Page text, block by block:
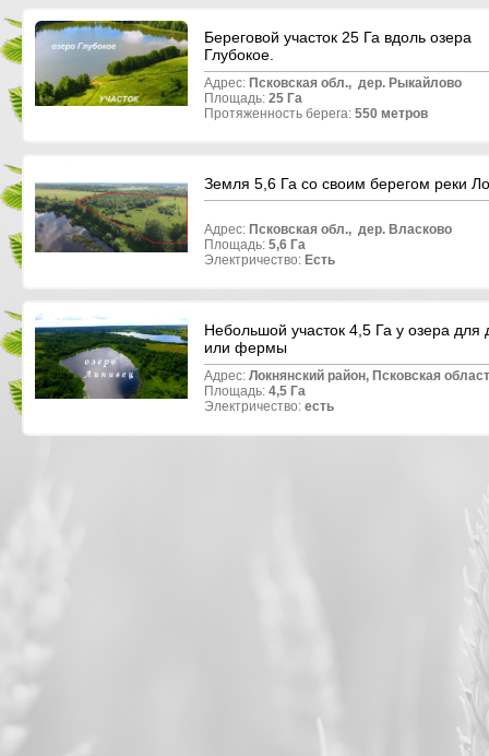
Береговой участок 25 Га вдоль озера
Глубокое.
Адрес: Псковская обл., дер. Рыкайлово
Площадь: 25 Га
Протяженность берега: 550 метров
Земля 5,6 Га со своим берегом реки
Адрес: Псковская обл., дер. Власково
Площадь: 5,6 Га
Электричество: Есть
Небольшой участок 4,5 Га у озера для
или фермы
Адрес: Локнянский район, Псковская
Площадь: 4,5 Га
Электричество: есть